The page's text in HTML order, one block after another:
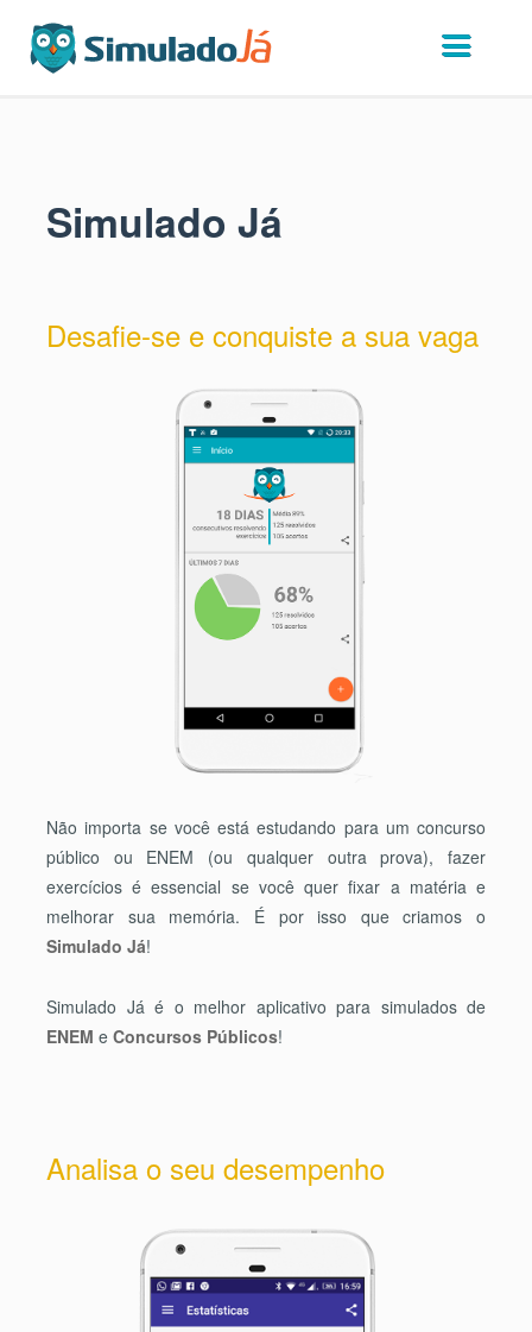
Simulado Já
Desafie-se e conquiste a sua vaga
Não importa se você está estudando para um concurso
público ou ENEM (ou qualquer outra prova), fazer
exercícios é essencial se você quer fixar a matéria e
melhorar sua memória. É por isso que criamos o
Simulado Já!
Simulado Já é o melhor aplicativo para simulados de
ENEM e Concursos Públicos!
Analisa o seu desempenho